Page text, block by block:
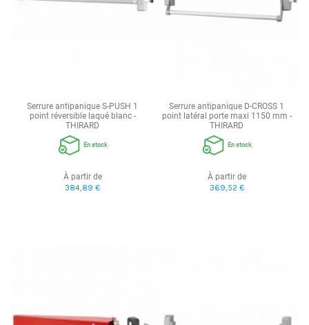
Serrure antipanique S-PUSH 1
point réversible laqué blanc -
THIRARD
En stock
À partir de
384,89 €
Serrure antipanique D-CROSS 1
point latéral porte maxi 1150 mm -
THIRARD
En stock
À partir de
369,52 €